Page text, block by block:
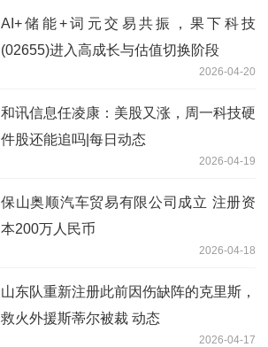
AI+储能+词元交易共振，果下科技
(02655)进入高成长与估值切换阶段
2026-04-20
和讯信息任凌康：美股又涨，周一科技硬
件股还能追吗|每日动态
2026-04-19
保山奥顺汽车贸易有限公司成立 注册资
本200万人民币
2026-04-18
山东队重新注册此前因伤缺阵的克里斯，
救火外援斯蒂尔被裁 动态
2026-04-17